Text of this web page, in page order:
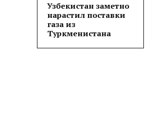
Узбекистан заметно
нарастил поставки
газа из
Туркменистана